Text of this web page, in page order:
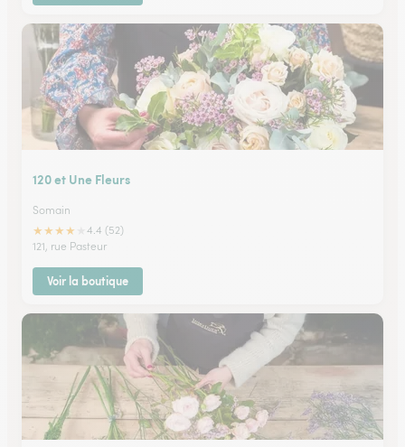
120 et Une Fleurs
Somain
★★★★
4.4 (52)
121, rue Pasteur
Voir la boutique